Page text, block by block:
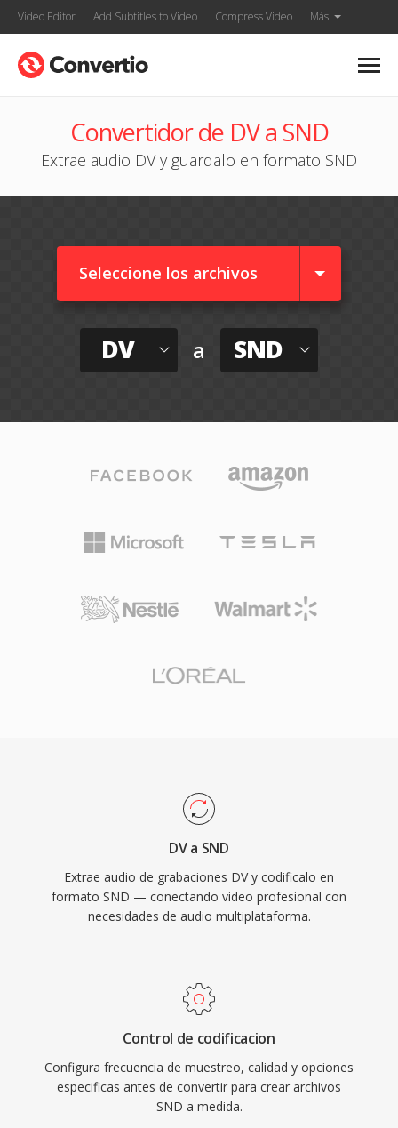
Video Editor Add Subtitles to Video Compress Video Más
Convertidor de DV a SND
Extrae audio DV y guardalo en formato SND
Seleccione los archivos
DV a SND
DV a SND
Extrae audio de grabaciones DV y codificalo en
formato SND — conectando video profesional con
necesidades de audio multiplataforma.
Control de codificacion
Configura frecuencia de muestreo, calidad y opciones
especificas antes de convertir para crear archivos
SND a medida.